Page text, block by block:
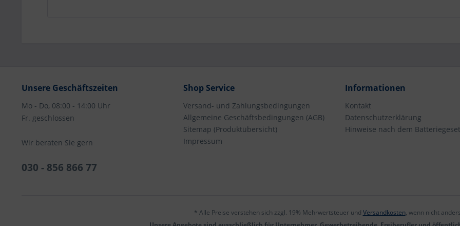
Unsere Geschäftszeiten
Mo - Do, 08:00 - 14:00 Uhr
Fr. geschlossen
Wir beraten Sie gern
030 - 856 866 77
Shop Service
Versand- und Zahlungsbedingungen
Allgemeine Geschäftsbedingungen (AGB)
Sitemap (Produktübersicht)
Impressum
Informationen
Kontakt
Datenschutzerklärung
Hinweise nach dem
* Alle Preise verstehen sich zzgl. 19% Mehrwertsteuer und Versandkosten, wenn nicht